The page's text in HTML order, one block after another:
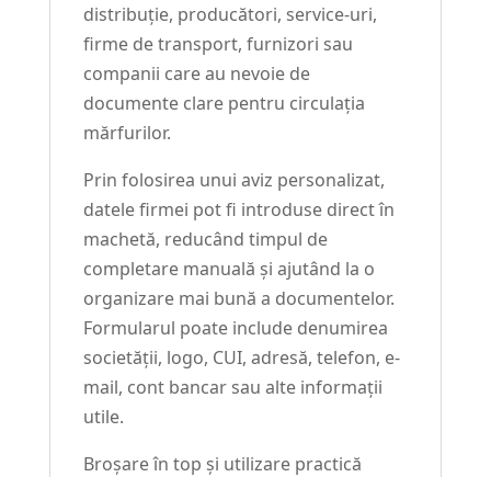
distribuție, producători, service-uri,
firme de transport, furnizori sau
companii care au nevoie de
documente clare pentru circulația
mărfurilor.
Prin folosirea unui aviz personalizat,
datele firmei pot fi introduse direct în
machetă, reducând timpul de
completare manuală și ajutând la o
organizare mai bună a documentelor.
Formularul poate include denumirea
societății, logo, CUI, adresă, telefon, e-
mail, cont bancar sau alte informații
utile.
Broșare în top și utilizare practică